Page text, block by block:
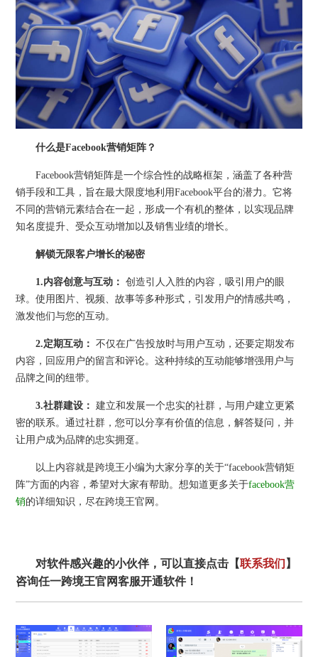
什么是Facebook营销矩阵？
Facebook营销矩阵是一个综合性的战略框架，涵盖了各种营
销手段和工具，旨在最大限度地利用Facebook平台的潜力。它将
不同的营销元素结合在一起，形成一个有机的整体，以实现品牌
知名度提升、受众互动增加以及销售业绩的增长。
解锁无限客户增长的秘密
1.内容创意与互动： 创造引人入胜的内容，吸引用户的眼
球。使用图片、视频、故事等多种形式，引发用户的情感共鸣，
激发他们与您的互动。
2.定期互动： 不仅在广告投放时与用户互动，还要定期发布
内容，回应用户的留言和评论。这种持续的互动能够增强用户与
品牌之间的纽带。
3.社群建设： 建立和发展一个忠实的社群，与用户建立更紧
密的联系。通过社群，您可以分享有价值的信息，解答疑问，并
让用户成为品牌的忠实拥趸。
以上内容就是跨境王小编为大家分享的关于“facebook营销矩
阵”方面的内容，希望对大家有帮助。想知道更多关于facebook营
销的详细知识，尽在跨境王官网。
对软件感兴趣的小伙伴，可以直接点击【联系我们 】
咨询任一跨境王官网客服开通软件！